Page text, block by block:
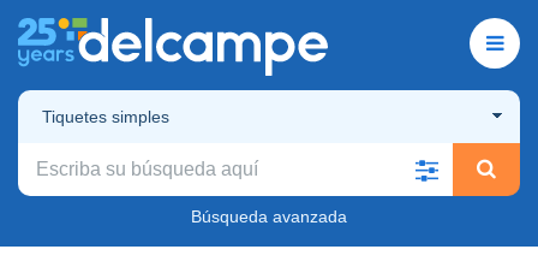
Tiquetes simples
Búsqueda avanzada